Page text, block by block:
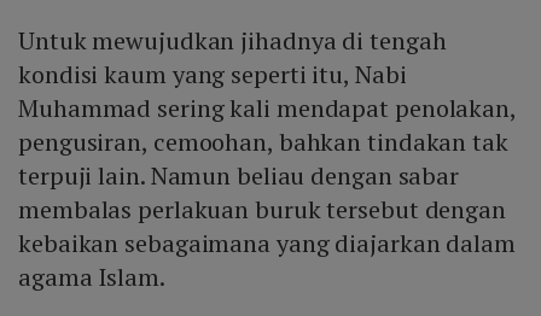
Untuk mewujudkan jihadnya di tengah
kondisi kaum yang seperti itu, Nabi
Muhammad sering kali mendapat penolakan,
pengusiran, cemoohan, bahkan tindakan tak
terpuji lain. Namun beliau dengan sabar
membalas perlakuan buruk tersebut dengan
kebaikan sebagaimana yang diajarkan dalam
agama Islam.